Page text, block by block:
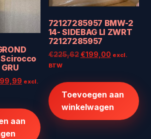
Huidige
€699,99.
excl.
aan
72127285957 BMW-2
14- SIDEBAG LI ZWRT
72127285957
€225,62 Oorspronkelijke
€199,00Huidige
€199,00.
excl.
BTW
Toevoegen aan
winkelwagen